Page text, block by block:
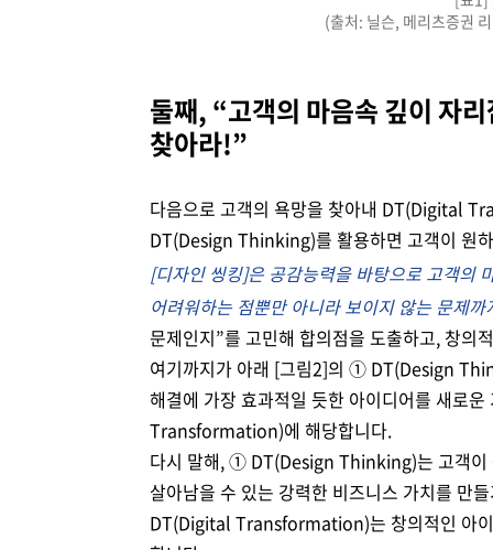
(출처: 닐슨, 메리츠증권
둘째, “고객의 마음속 깊이
찾아라!”
다음으로 고객의 욕망을 찾아내 DT(Digital
DT(Design Thinking)를 활용하면 고객이 원
[디자인 씽킹]은 공감능력을 바탕으로 고객의
어려워하는 점뿐만 아니라 보이지 않는 문제까
문제인지”를 고민해 합의점을 도출하고, 창의
여기까지가 아래 [그림2]의 ① DT(Design
해결에 가장 효과적일 듯한 아이디어를 새로
Transformation)에 해당합니다.
다시 말해, ① DT(Design Thinking)는 고객이
살아남을 수 있는 강력한 비즈니스 가치를 만
DT(Digital Transformation)는 창의적인 아이